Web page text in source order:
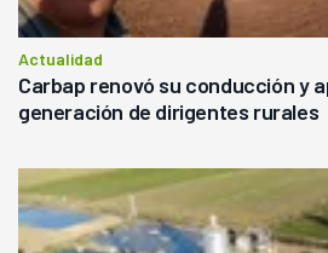
Actualidad
Carbap renovó su conducción y
generación de dirigentes rurales